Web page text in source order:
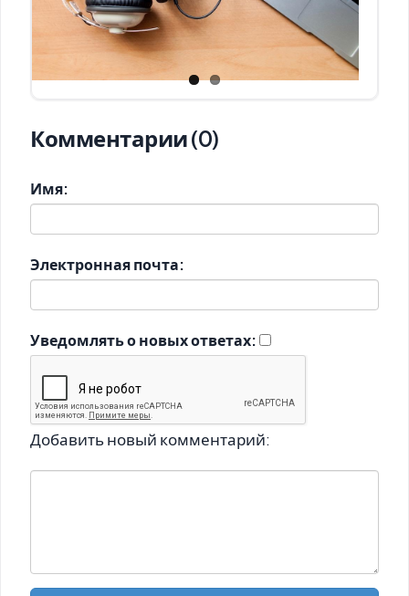
Комментарии (0)
Имя:
Электронная почта:
Уведомлять о новых ответах:
Добавить новый комментарий: